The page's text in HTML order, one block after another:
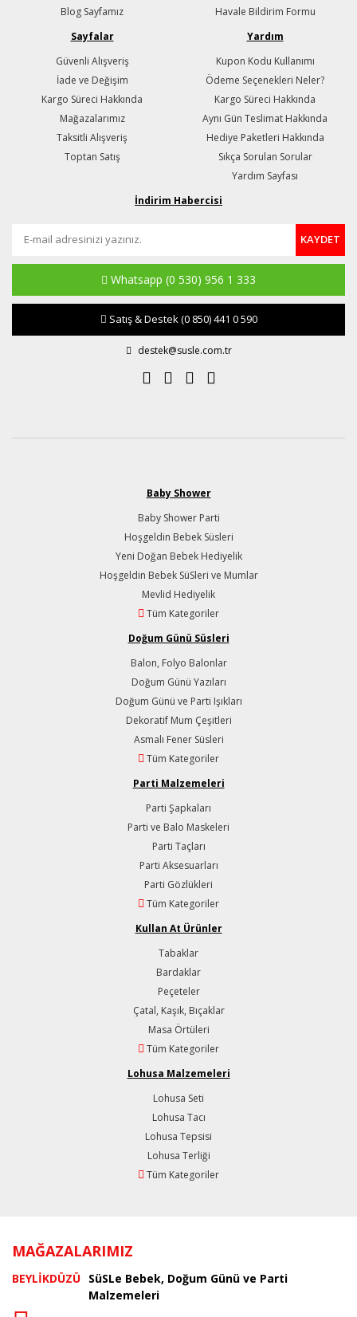
Blog Sayfamız
Havale Bildirim Formu
Sayfalar
Güvenli Alışveriş
İade ve Değişim
Kargo Süreci Hakkında
Mağazalarımız
Taksitli Alışveriş
Toptan Satış
Yardım
Kupon Kodu Kullanımı
Ödeme Seçenekleri Neler?
Kargo Süreci Hakkında
Aynı Gün Teslimat Hakkında
Hediye Paketleri Hakkında
Sıkça Sorulan Sorular
Yardım Sayfası
İndirim Habercisi
KAYDET
Whatsapp (0 530) 956 1 333
Satış & Destek(0 850) 441 0 590
destek@susle.com.tr
Baby Shower
Baby Shower Parti
Hoşgeldin Bebek Süsleri
Yeni Doğan Bebek Hediyelik
Hoşgeldin Bebek SüSleri ve Mumlar
Mevlid Hediyelik
Tüm Kategoriler
Doğum Günü Süsleri
Balon, Folyo Balonlar
Doğum Günü Yazıları
Doğum Günü ve Parti Işıkları
Dekoratif Mum Çeşitleri
Asmalı Fener Süsleri
Tüm Kategoriler
Parti Malzemeleri
Parti Şapkaları
Parti ve Balo Maskeleri
Parti Taçları
Parti Aksesuarları
Parti Gözlükleri
Tüm Kategoriler
Kullan At Ürünler
Tabaklar
Bardaklar
Peçeteler
Çatal, Kaşık, Bıçaklar
Masa Örtüleri
Tüm Kategoriler
Lohusa Malzemeleri
Lohusa Seti
Lohusa Tacı
Lohusa Tepsisi
Lohusa Terliği
Tüm Kategoriler
MAĞAZALARIMIZ
BEYLİKDÜZÜ SüSLe Bebek, Doğum Günü ve Parti
Malzemeleri